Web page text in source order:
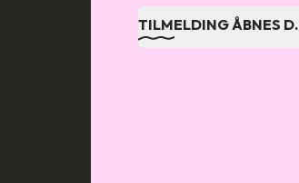
TILMELDING ÅBNES D.